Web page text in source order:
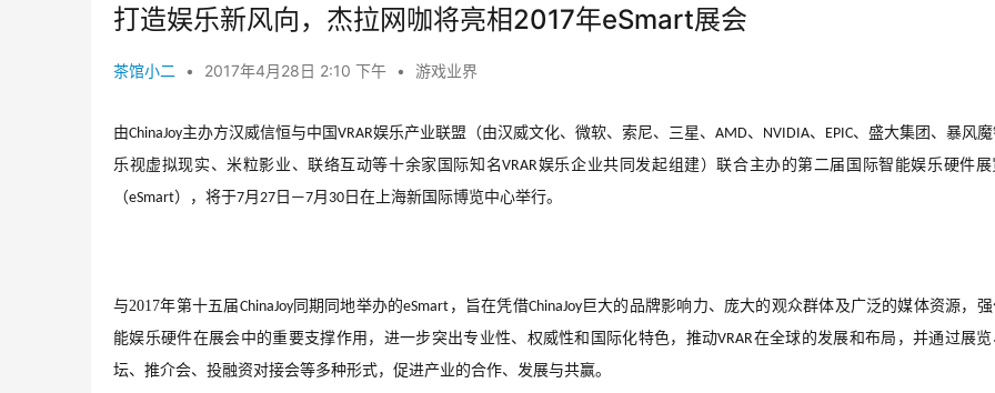
打造娱乐新风向，杰拉网咖将亮相2017年eSmart展会
茶馆小二 • 2017年4月28日 2:10 下午 • 游戏业界
由ChinaJoy主办方汉威信恒与中国 VRAR娱乐产业联盟（由汉威文化、微软、索尼、三星、 AMD、 NVIDIA、 EPIC、盛大集团、暴风
乐视虚拟现实、米粒影业、联络互动等十余家国际知名VRAR娱乐企业共同发起组建）联合主办的第二届国际智能娱乐硬件展
（eSmart），将于7月 27 日 —7月 30 日在上海新国际博览中心举行。
与2017年第十五届ChinaJoy同期同地举办的eSmart ，旨在凭借ChinaJoy巨大的品牌影响力、庞大的观众群体及广泛的媒体资源，
能娱乐硬件在展会中的重要支撑作用，进一步突出专业性、权威性和国际化特色，推动VRAR在全球的发展和布局，并通过展
坛、推介会、投融资对接会等多种形式，促进产业的合作、发展与共赢。